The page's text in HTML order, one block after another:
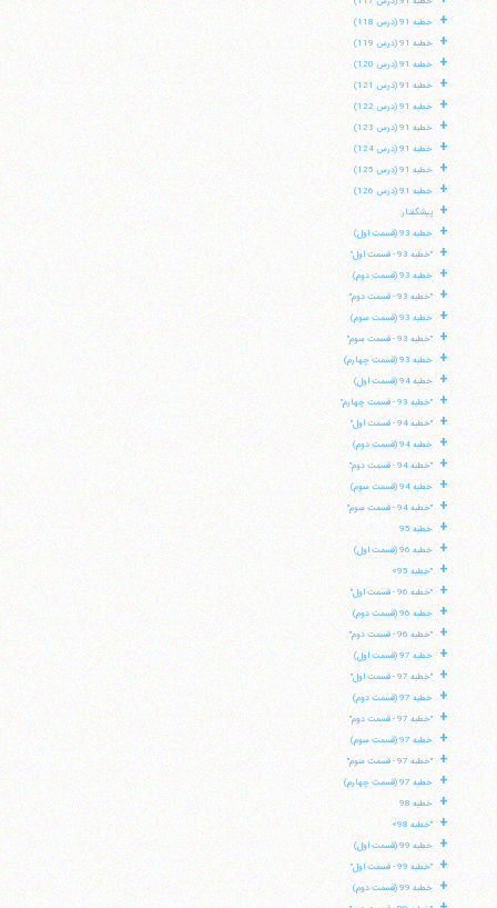
+ خطبه 91 (درس 118)
+ خطبه 91 (درس 119)
+ خطبه 91 (درس 120)
+ خطبه 91 (درس 121)
+ خطبه 91 (درس 122)
+ خطبه 91 (درس 123)
+ خطبه 91 (درس 124)
+ خطبه 91 (درس 125)
+ خطبه 91 (درس 126)
+ پیشگفتار:
+ خطبه 93 (قسمت اول)
+ "خطبه 93 - قسمت اول"
+ خطبه 93 (قسمت دوم)
+ "خطبه 93 - قسمت دوم"
+ خطبه 93 (قسمت سوم)
+ "خطبه 93 - قسمت سوم"
+ خطبه 93 (قسمت چهارم)
+ خطبه 94 (قسمت اول)
+ "خطبه 93 - قسمت چهارم"
+ "خطبه 94 - قسمت اول"
+ خطبه 94 (قسمت دوم)
+ "خطبه 94 - قسمت دوم"
+ خطبه 94 (قسمت سوم)
+ "خطبه 94 - قسمت سوم"
+ خطبه 95
+ خطبه 96 (قسمت اول)
+ "خطبه 95»
+ "خطبه 96 - قسمت اول"
+ خطبه 96 (قسمت دوم)
+ "خطبه 96 - قسمت دوم"
+ خطبه 97 (قسمت اول)
+ "خطبه 97 - قسمت اول"
+ خطبه 97 (قسمت دوم)
+ "خطبه 97 - قسمت دوم"
+ خطبه 97 (قسمت سوم)
+ "خطبه 97 - قسمت سوم"
+ خطبه 97 (قسمت چهارم)
+ خطبه 98
+ "خطبه 98»
+ خطبه 99 (قسمت اول)
+ "خطبه 99 - قسمت اول"
+ خطبه 99 (قسمت دوم)